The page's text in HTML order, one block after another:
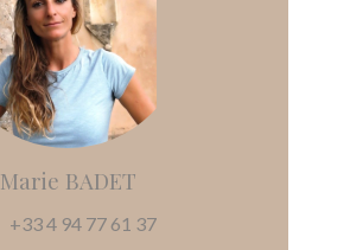
Marie BADET
+33 4 94 77 61 37